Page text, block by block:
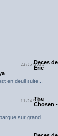
22/05/2025Deces de
Eric
en deuil suite...
11/04/2025
The
Chosen -
sur grand...